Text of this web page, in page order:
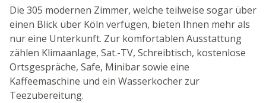
Die 305 modernen Zimmer, welche teilweise sogar über
einen Blick über Köln verfügen, bieten Ihnen mehr als
nur eine Unterkunft. Zur komfortablen Ausstattung
zählen Klimaanlage, Sat.-TV, Schreibtisch, kostenlose
Ortsgespräche, Safe, Minibar sowie eine
Kaffeemaschine und ein Wasserkocher zur
Teezubereitung.